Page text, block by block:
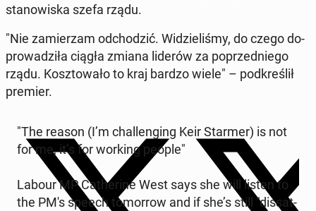
stanowiska szefa rządu.
"Nie za­mierzam od­chodz­ić. Widzieliśmy, do czego do­
prowadz­iła ciągła zmiana liderów za poprzed­niego
rządu. Kosz­towało to kraj bardzo wiele" – pod­kreślił
premier.
"The reason (I’m chal­leng­ing Keir Starmer) is not
for me, it’s for working people"
Labour MP Cather­ine West says she will listen to
the PM's speech to­mor­row and if she’s still "dis­sat­